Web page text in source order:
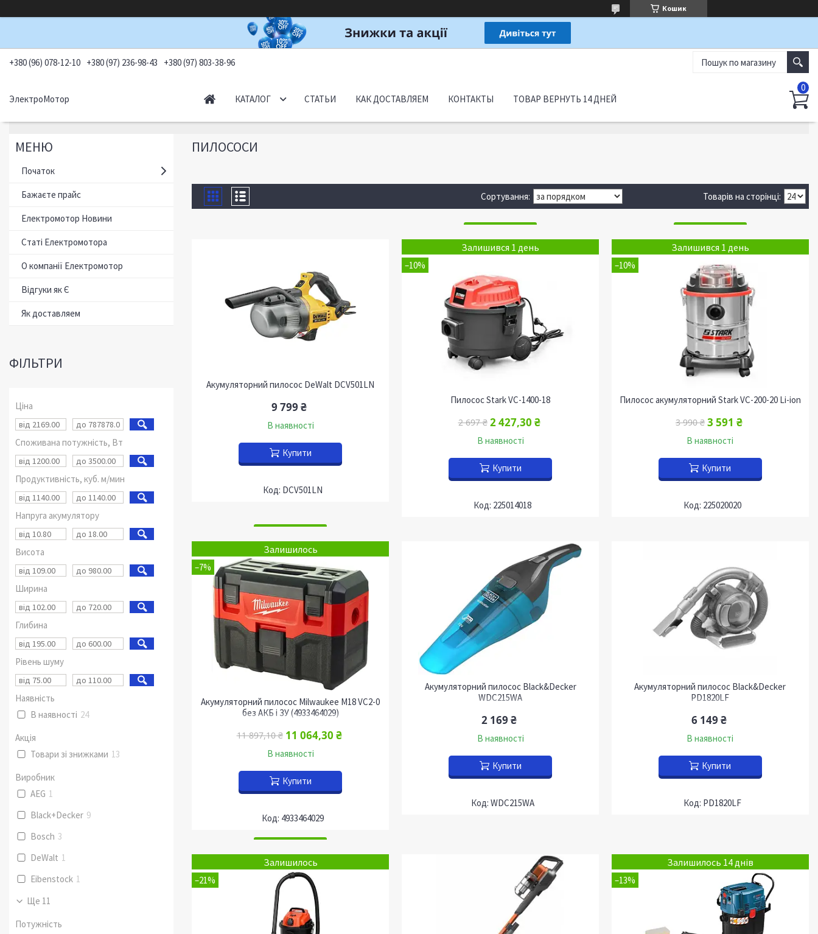
Кошик
+380 (96) 078-12-10 +380 (97) 236-98-43 +380 (97) 803-38-96
ЭлектроМотор КАТАЛОГ СТАТЬИ КАК ДОСТАВЛЯЕМ КОНТАКТЫ ТОВАР ВЕРНУТЬ 14 ДНЕЙ
ПИЛОСОСИ
Акумуляторний пилосос DeWalt DCV501LN
9 799 ₴
В наявності
Купити
DCV501LN
Залишився 1 день
–10%
Пилосос Stark VC-1400-18
2 697 ₴ 2 427,30 ₴
В наявності
Купити
225014018
Залишився 1 день
–10%
Пилосос акумуляторний Stark VC-200-20 Li-ion
3 990 ₴ 3 591 ₴
В наявності
Купити
225020020
Залишилось
–7%
Акумуляторний пилосос Milwaukee M18 VC2-0
без АКБ і ЗУ (4933464029)
11 897,10 ₴ 11 064,30 ₴
В наявності
Купити
4933464029
Акумуляторний пилосос Black&Decker
WDC215WA
2 169 ₴
В наявності
Купити
WDC215WA
Акумуляторний пилосос Black&Decker
PD1820LF
6 149 ₴
В наявності
Купити
PD1820LF
Залишилось
–21%
Залишилось 14 днів
–13%
Початок
Бажаєте прайс
Електромотор Новини
Статі Електромотора
О компанії Електромотор
Відгуки як Є
Як доставляем
ФІЛЬТРИ
Ціна
Споживана потужність, Вт
Продуктивність, куб. м/мин
Напруга акумулятору
Висота
Ширина
Глибина
Рівень шуму
Наявність
В наявності 24
Акція
Товари зі знижками 13
Виробник
AEG 1
Black+Decker 9
Bosch 3
DeWalt 1
Eibenstock 1
Ще 11
Потужність